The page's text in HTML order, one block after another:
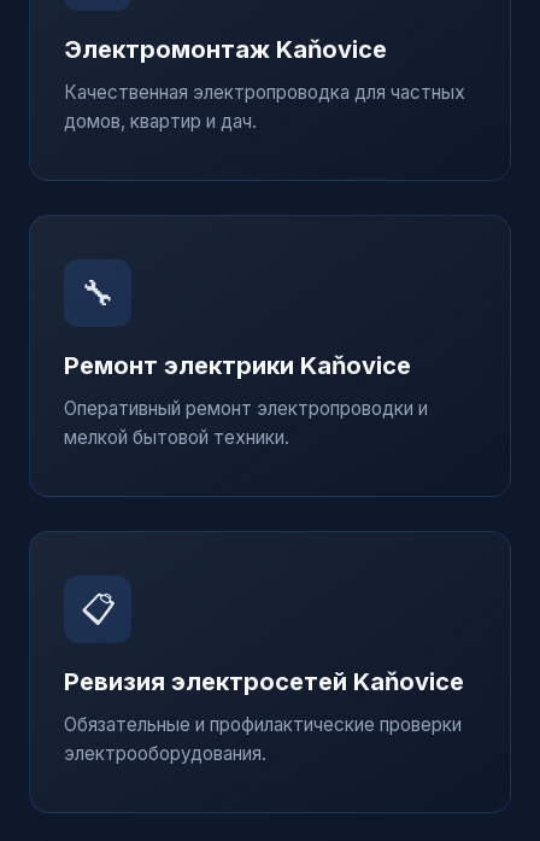
Электромонтаж Kaňovice
Качественная электропроводка для частных
домов, квартир и дач.
🔧
Ремонт электрики Kaňovice
Оперативный ремонт электропроводки и
мелкой бытовой техники.
📋
Ревизия электросетей Kaňovice
Обязательные и профилактические проверки
электрооборудования.